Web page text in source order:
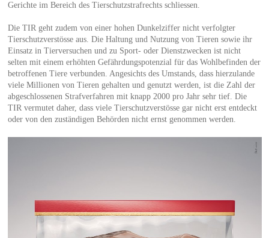
Gerichte im Bereich des Tierschutzstrafrechts schliessen.
Die TIR geht zudem von einer hohen Dunkelziffer nicht verfolgter
Tierschutzverstösse aus. Die Haltung und Nutzung von Tieren sowie ihr
Einsatz in Tierversuchen und zu Sport- oder Dienstzwecken ist nicht
selten mit einem erhöhten Gefährdungspotenzial für das Wohlbefinden der
betroffenen Tiere verbunden. Angesichts des Umstands, dass hierzulande
viele Millionen von Tieren gehalten und genutzt werden, ist die Zahl der
abgeschlossenen Strafverfahren mit knapp 2000 pro Jahr sehr tief. Die
TIR vermutet daher, dass viele Tierschutzverstösse gar nicht erst entdeckt
oder von den zuständigen Behörden nicht ernst genommen werden.